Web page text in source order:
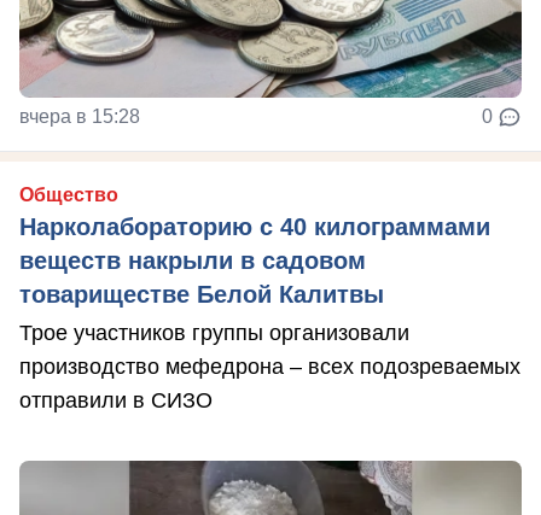
вчера в 15:28 0
Общество
Нарколабораторию с 40 килограммами
веществ накрыли в садовом
товариществе Белой Калитвы
Трое участников группы организовали
производство мефедрона – всех подозреваемых
отправили в СИЗО